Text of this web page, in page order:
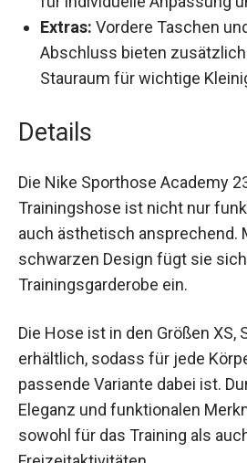
Gummizug für individuelle
sicheren Sitz.
Extras:Vordere Taschen
Abschluss bieten
Die Nike Sporthose Academy
Trainingshose ist nicht nur
auch ästhetisch ansprechend.
schlichten schwarzen Design
Die Hose ist in den Größen XS,
erhältlich, sodass für jede
passende Variante dabei ist.
Eleganz und funktionalen